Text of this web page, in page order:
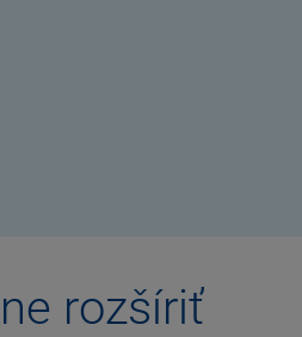
rozšíriť